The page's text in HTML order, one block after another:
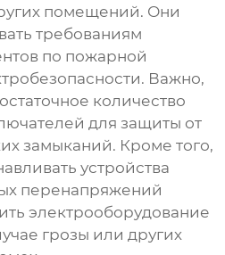
помещений. Они
требованиям
по пожарной
Важно,
количество
для защиты от
замыканий. Кроме того,
устройства
перенапряжений
электрооборудование
грозы или других